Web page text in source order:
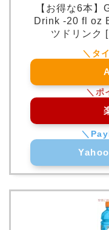
【お得な6本
Drink -20 fl oz
ツドリンク